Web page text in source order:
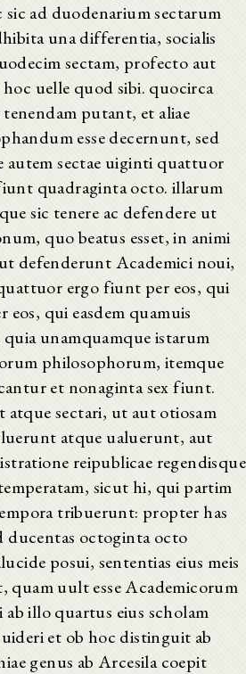
ad duodenarium sectarum
una differentia, socialis
sectam, profecto aut
uelle quod sibi. quocirca
putant, et aliae
esse decernunt, sed
sectae uiginti quattuor
quadraginta octo. illarum
sic tenere ac defendere ut
quo beatus esset, in animi
defenderunt Academici noui,
ergo fiunt per eos, qui
qui easdem quamuis
unamquamque istarum
philosophorum, itemque
et nonaginta sex fiunt.
atque sectari, ut aut otiosam
atque ualuerunt, aut
reipublicae regendisque
sicut hi, qui partim
tribuerunt: propter has
ducentas octoginta octo
posui, sententias eius meis
quam uult esse Academicorum
illo quartus eius scholam
et ob hoc distinguit ab
genus ab Arcesila coepit